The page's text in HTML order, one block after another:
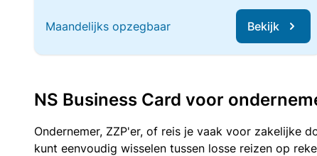
Maandelijks opzegbaar Bekijk
NS Business Card voor
Ondernemer, ZZP'er, of reis je vaak voor zakelijke
kunt eenvoudig wisselen tussen losse reizen op